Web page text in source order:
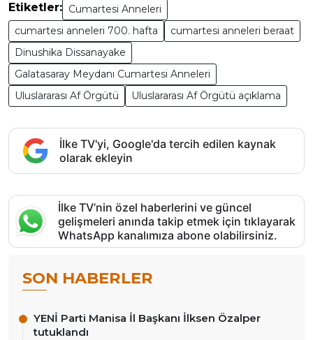
Etiketler: Cumartesi Anneleri
cumartesi anneleri 700. hafta
cumartesi anneleri beraat
Dinushika Dissanayake
Galatasaray Meydanı Cumartesi Anneleri
Uluslararası Af Örgütü
Uluslararası Af Örgütü açıklama
İlke TV'yi, Google'da tercih edilen kaynak
olarak ekleyin
İlke TV’nin özel haberlerini ve güncel
gelişmeleri anında takip etmek için tıklayarak
WhatsApp kanalımıza abone olabilirsiniz.
SON HABERLER
YENİ Parti Manisa İl Başkanı İlksen Özalper
tutuklandı